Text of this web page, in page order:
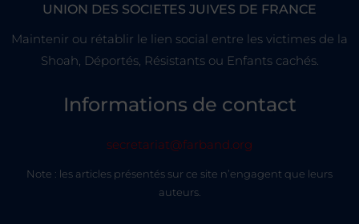
UNION DES SOCIETES JUIVES DE FRANCE
Maintenir ou rétablir le lien social entre les victimes de la
Shoah, Déportés, Résistants ou Enfants cachés.
Informations de contact
secretariat@farband.org
Note : les articles présentés sur ce site n’engagent que leurs
auteurs.